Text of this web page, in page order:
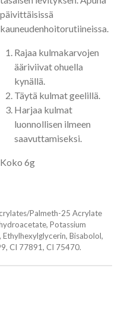
päivittäisissä
kauneudenhoitorutiineissa.
Rajaa kulmakarvojen
ääriviivat ohuella
kynällä.
Täytä kulmat geelillä.
Harjaa kulmat
luonnollisen ilmeen
saavuttamiseksi.
Koko 6g
Palmeth-25 Acrylate
Potassium
Bisabolol,
CI 77891, CI 75470.